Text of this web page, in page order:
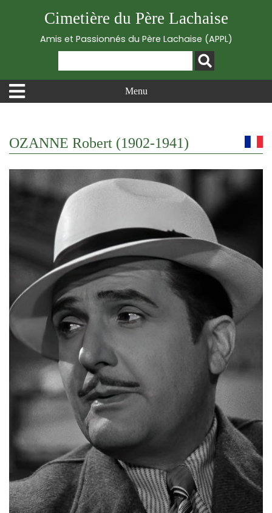
Cimetière du Père Lachaise
Amis et Passionnés du Père Lachaise (APPL)
Menu
OZANNE Robert (1902-1941)